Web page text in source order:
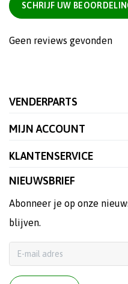
SCHRIJF UW
Geen reviews gevonden
VENDERPARTS
MIJN ACCOUNT
KLANTENSERVICE
NIEUWSBRIEF
Abonneer je op onze
blijven.